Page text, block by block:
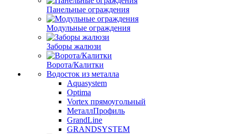
Панельные ограждения
Модульные ограждения
Заборы жалюзи
Ворота/Калитки
Водосток из металла
Aquasystem
Optima
Vortex прямоугольный
МеталлПрофиль
GrandLine
GRANDSYSTEM